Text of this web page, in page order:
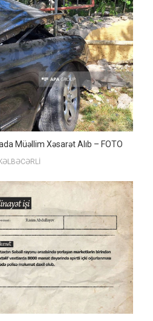
Müəllim Xəsarət Alıb – FOTO